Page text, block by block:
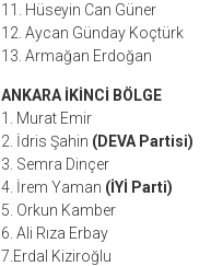
11. Hüseyin Can Güner
12. Aycan Günday Koçtürk
13. Armağan Erdoğan
ANKARA İKİNCİ BÖLGE
1. Murat Emir
2. İdris Şahin (DEVA Partisi)
3. Semra Dinçer
4. İrem Yaman (İYİ Parti)
5. Orkun Kamber
6. Ali Rıza Erbay
7.Erdal Kiziroğlu